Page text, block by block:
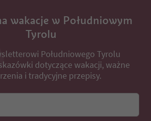
wakacje w Południowym
Tyrolu
Południowego Tyrolu
dotyczące wakacji, ważne
i tradycyjne przepisy.